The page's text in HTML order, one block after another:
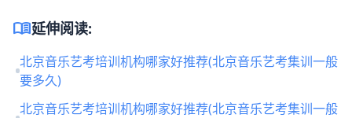
menu_book延伸阅读:
北京音乐艺考培训机构哪家好推荐(北京音乐艺考集训一般
要多久)
北京音乐艺考培训机构哪家好推荐(北京音乐艺考集训一般